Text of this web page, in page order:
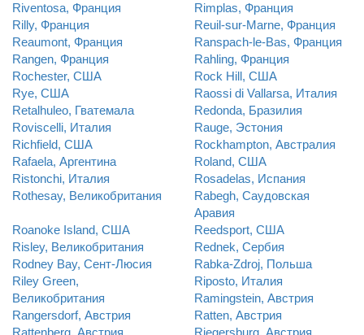
Riventosa, Франция
Rimplas, Франция
Rilly, Франция
Reuil-sur-Marne, Франция
Reaumont, Франция
Ranspach-le-Bas, Франция
Rangen, Франция
Rahling, Франция
Rochester, США
Rock Hill, США
Rye, США
Raossi di Vallarsa, Италия
Retalhuleo, Гватемала
Redonda, Бразилия
Roviscelli, Италия
Rauge, Эстония
Richfield, США
Rockhampton, Австралия
Rafaela, Аргентина
Roland, США
Ristonchi, Италия
Rosadelas, Испания
Rothesay, Великобритания
Rabegh, Саудовская
Аравия
Roanoke Island, США
Reedsport, США
Risley, Великобритания
Rednek, Сербия
Rodney Bay, Сент-Люсия
Rabka-Zdroj, Польша
Riley Green,
Великобритания
Riposto, Италия
Ramingstein, Австрия
Rangersdorf, Австрия
Ratten, Австрия
Rattenberg, Австрия
Riegersburg, Австрия